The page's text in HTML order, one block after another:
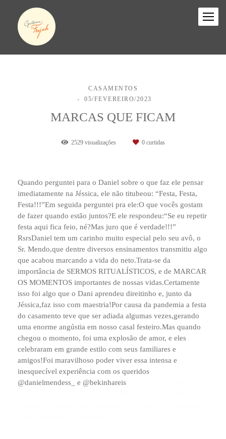
CASAMENTOS
05/FEVEREIRO/2023
MARCAS QUE FICAM
2529 visualizações 0 curtidas
Quando perguntei para o Daniel sobre o que faz ele pensar
imediatamente na Jéssica, ele não titubeou: “Festa, Festa,
Festa!!!”Em seguida perguntei pra ele:O que vocês gostam
de fazer quando estão juntos?E ele respondeu:“Se eu repetir
festa aqui fica feio, né?Mas juro que é verdade!!!”
RsrsDaniel tem um carinho muito especial pelo seu avô, o
Sr. Mendo,que dentre diversos ensinamentos transmitiu algo
que acabou marcando a vida do neto.Trata-se da
importância de SERMOS RITUALÍSTICOS, e de MARCAR
OS MOMENTOS importantes de nossas vidas.Certamente
isso foi algo que o Dani aprendeu direitinho e, junto da
Jéssica,faz isso com maestria!Por causa da pandemia a festa
do casamento teve que ser adiada algumas vezes,gerando
uma enorme angústia em nosso casal festeiro.Mas quando
chegou o momento, foi uma explosão de amor, e eles
celebraram em grande estilo com seus familiares e
amigos!Foi maravilhoso poder viver essa intensa e
inesquecível experiência com os queridos
@danielmendess_ e @bekinhareis